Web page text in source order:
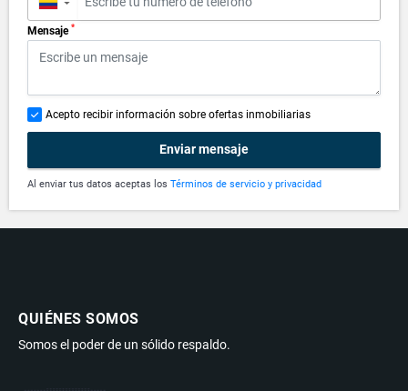
▼
Mensaje *
Acepto recibir información sobre ofertas inmobiliarias
Enviar mensaje
Al enviar tus datos aceptas los Términos de servicio y privacidad
QUIÉNES SOMOS
Somos el poder de un sólido respaldo.